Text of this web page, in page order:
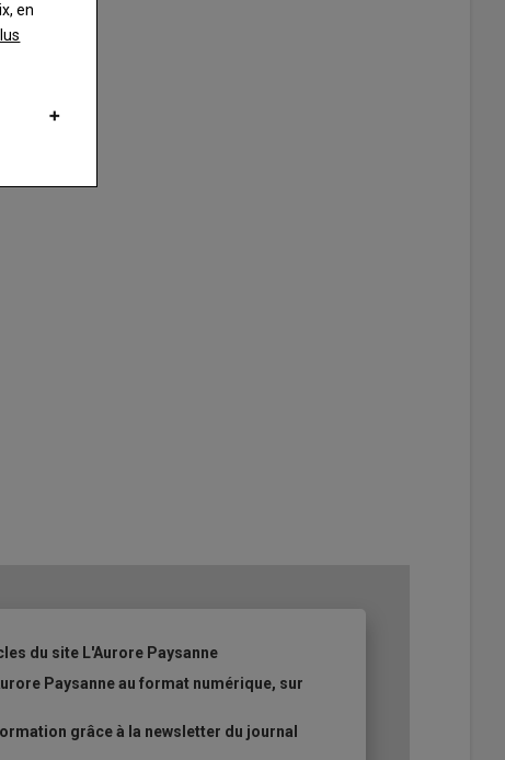
du site L'Aurore Paysanne
Paysanne au format numérique, sur
grâce à la newsletter du journal
en